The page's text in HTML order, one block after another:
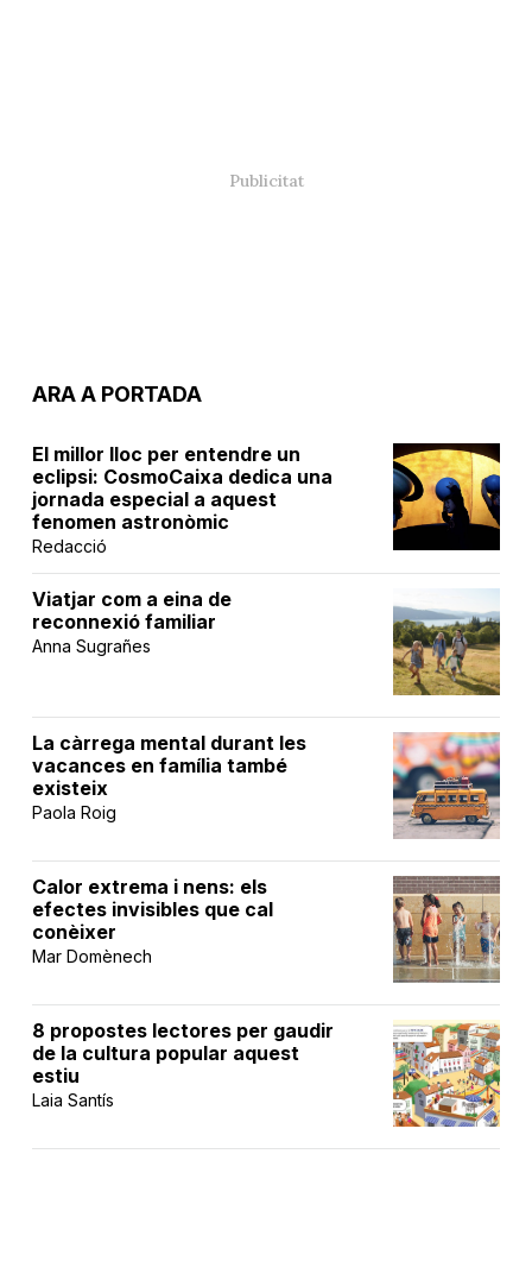
ARA A PORTADA
El millor lloc per entendre un
eclipsi: CosmoCaixa dedica una
jornada especial a aquest
fenomen astronòmic
Redacció
Viatjar com a eina de
reconnexió familiar
Anna Sugrañes
La càrrega mental durant les
vacances en família també
existeix
Paola Roig
Calor extrema i nens: els
efectes invisibles que cal
conèixer
Mar Domènech
8 propostes lectores per gaudir
de la cultura popular aquest
estiu
Laia Santís